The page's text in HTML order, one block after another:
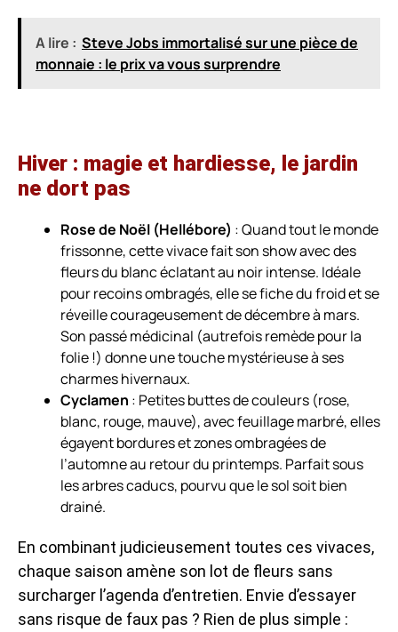
A lire : Steve Jobs immortalisé sur une pièce de
monnaie : le prix va vous surprendre
Hiver : magie et hardiesse, le jardin
ne dort pas
Rose de Noël (Hellébore) : Quand tout le monde
frissonne, cette vivace fait son show avec des
fleurs du blanc éclatant au noir intense. Idéale
pour recoins ombragés, elle se fiche du froid et se
réveille courageusement de décembre à mars.
Son passé médicinal (autrefois remède pour la
folie !) donne une touche mystérieuse à ses
charmes hivernaux.
Cyclamen : Petites buttes de couleurs (rose,
blanc, rouge, mauve), avec feuillage marbré, elles
égayent bordures et zones ombragées de
l’automne au retour du printemps. Parfait sous
les arbres caducs, pourvu que le sol soit bien
drainé.
En combinant judicieusement toutes ces vivaces,
chaque saison amène son lot de fleurs sans
surcharger l’agenda d’entretien. Envie d’essayer
sans risque de faux pas ? Rien de plus simple :